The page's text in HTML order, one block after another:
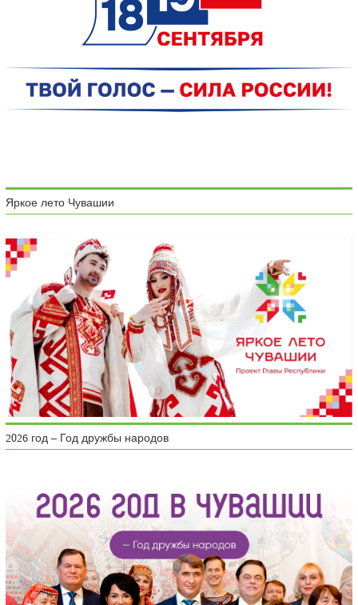
Яркое лето Чувашии
2026 год – Год дружбы народов